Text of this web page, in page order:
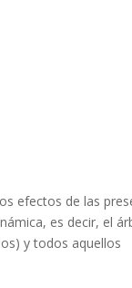
efectos de las
es decir, el
y todos aquellos